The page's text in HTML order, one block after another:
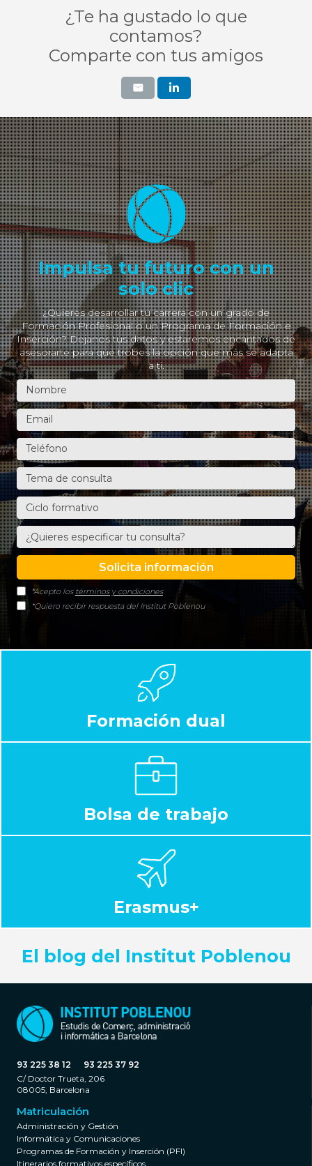
¿Te ha gustado lo que
contamos?
Comparte con tus amigos
Impulsa tu futuro con un
solo clic
¿Quieres desarrollar tu carrera con un grado de
Formación Profesional o un Programa de Formación e
Inserción? Dejanos tus datos y estaremos encantados de
asesorarte para que trobes la opción que más se adapta
a ti.
*Acepto los términos y condiciones
*Quiero recibir respuesta del Institut Poblenou
Formación dual
Bolsa de trabajo
Erasmus+
El blog del Institut Poblenou
93 225 38 12
93 225 37 92
C/ Doctor Trueta, 206
08005, Barcelona
Matriculación
Administración y Gestión
Informática y Comunicaciones
Programas de Formación y Inserción (PFI)
Itinerarios formativos específicos